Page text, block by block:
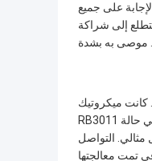
على جميع
إلى شراكة
كانت ميكروتيك
RB3011 مستخدمة بالفعل، لكنها كانت في حالة
التواصل
تمت معالجتها